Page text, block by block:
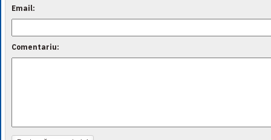
Email:
Comentariu: